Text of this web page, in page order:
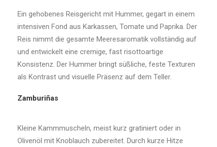
Ein gehobenes Reisgericht mit Hummer, gegart in einem
intensiven Fond aus Karkassen, Tomate und Paprika. Der
Reis nimmt die gesamte Meeresaromatik vollständig auf
und entwickelt eine cremige, fast risottoartige
Konsistenz. Der Hummer bringt süßliche, feste Texturen
als Kontrast und visuelle Präsenz auf dem Teller.
Zamburiñas
Kleine Kammmuscheln, meist kurz gratiniert oder in
Olivenöl mit Knoblauch zubereitet. Durch kurze Hitze